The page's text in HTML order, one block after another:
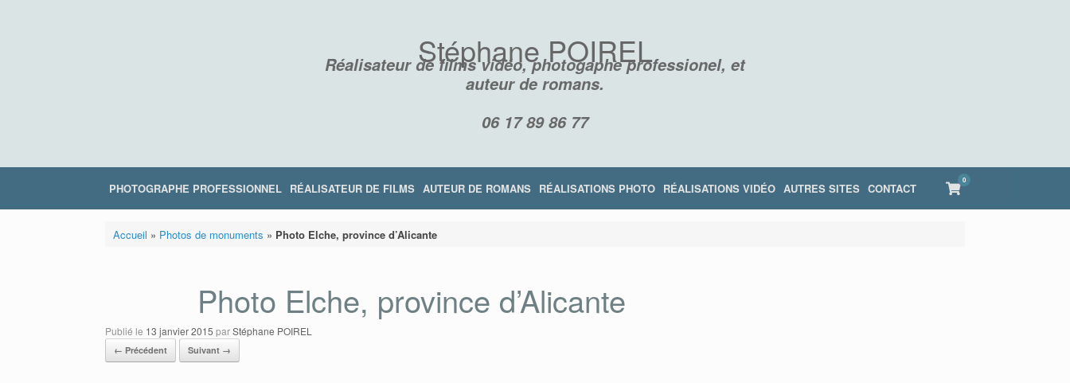
Stéphane POIREL
Réalisateur de films vidéo, photogaphe professionel, et
auteur de romans.
06 17 89 86 77
PHOTOGRAPHE PROFESSIONNEL RÉALISATEUR DE FILMS AUTEUR DE ROMANS RÉALISATIONS PHOTO RÉALISATIONS VIDÉO AUTRES SITES CONTACT View
shopping
cart
0
Accueil » Photos de monuments » Photo Elche, province d’Alicante
Photo Elche, province d’Alicante
Publié le 13 janvier 2015 parStéphane POIREL
← Précédent Suivant →